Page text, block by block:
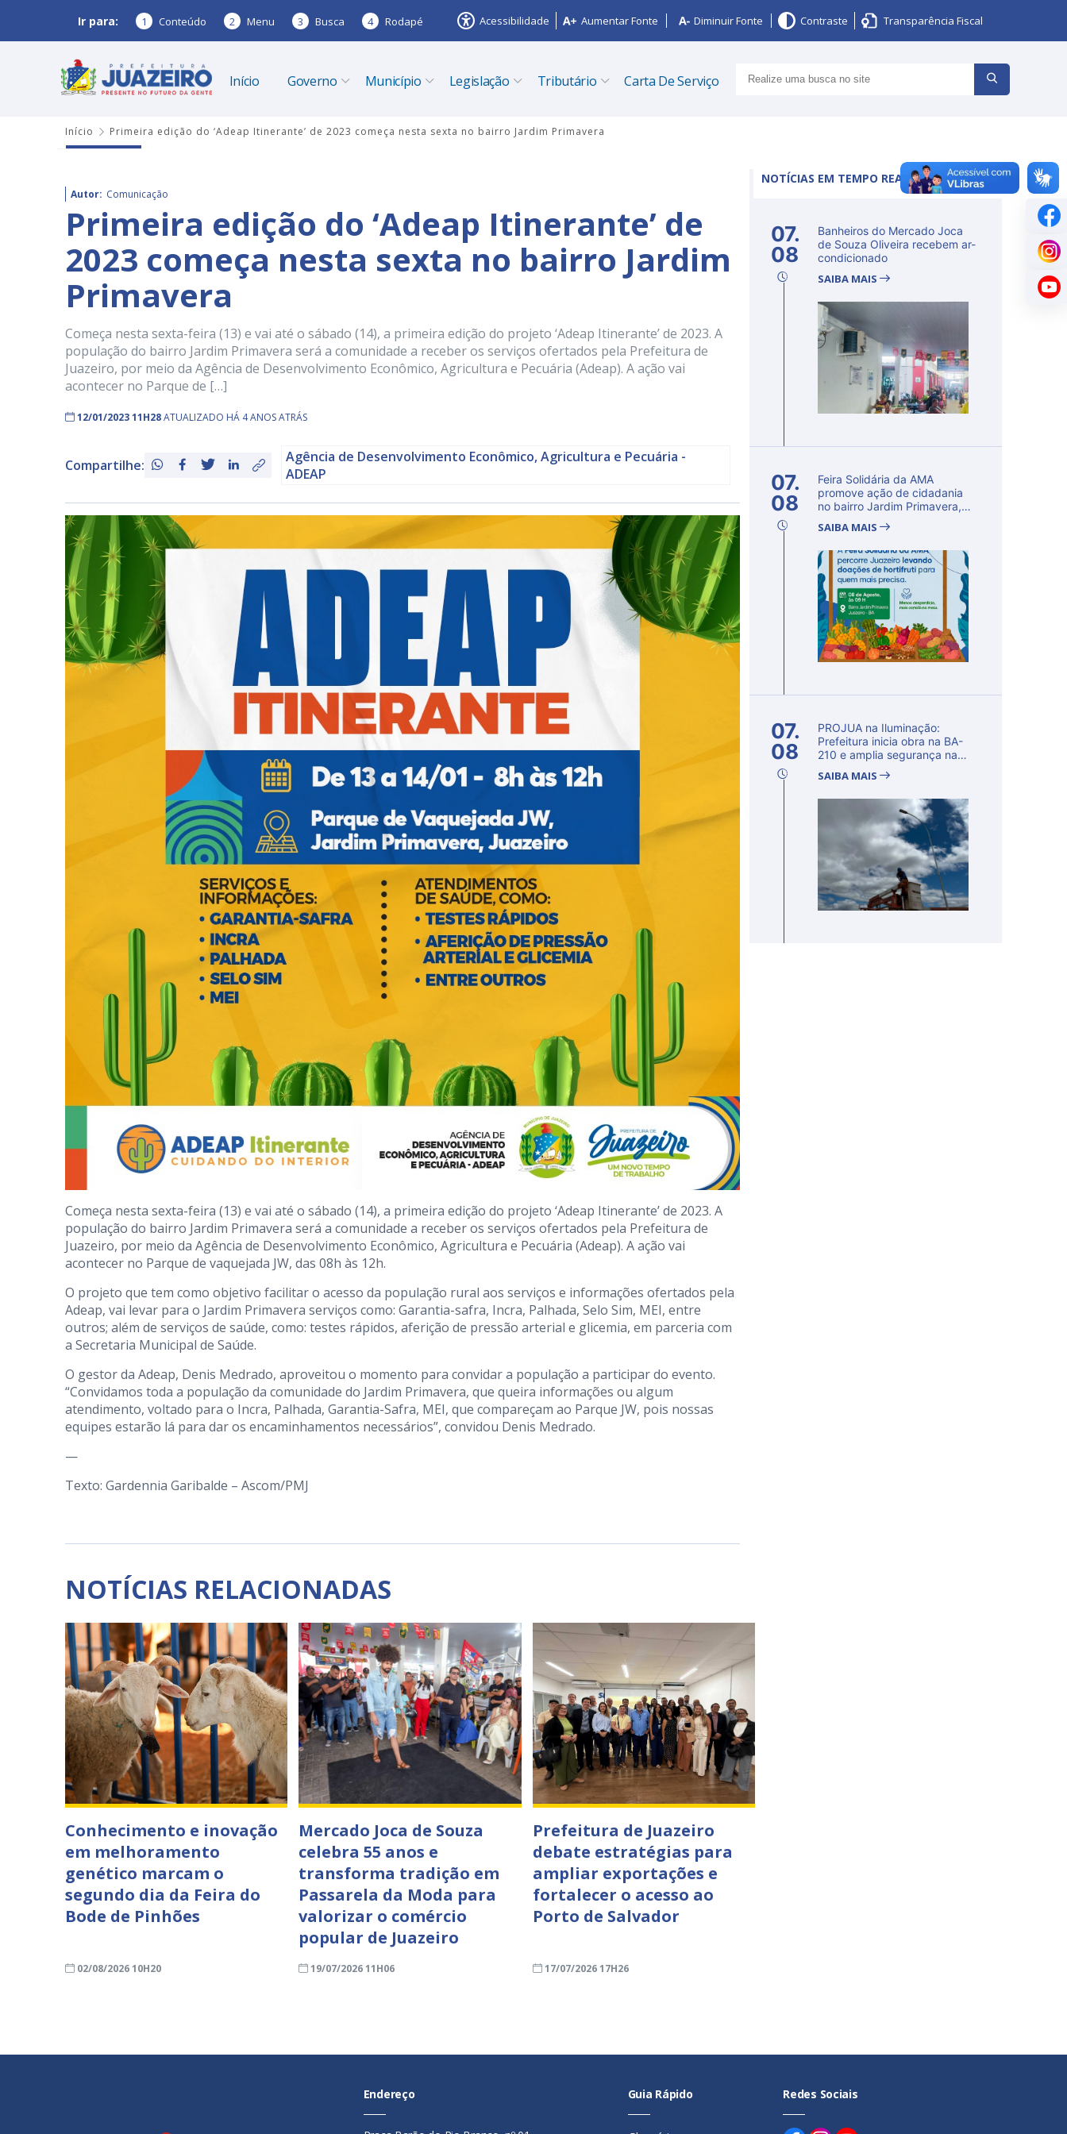
Ir para: 1 Conteúdo 2 Menu 3 Busca 4 Rodapé Acessibilidade Aumentar Fonte Diminuir Fonte Contraste Transparência Fiscal
Início Governo Município Legislação Tributário Carta De Serviço
Início Primeira edição do ‘Adeap Itinerante’ de 2023 começa nesta sexta no bairro Jardim Primavera
Autor: Comunicação
Primeira edição do ‘Adeap Itinerante’ de
2023 começa nesta sexta no bairro Jardim
Primavera
Começa nesta sexta-feira (13) e vai até o sábado (14), a primeira edição do projeto ‘Adeap Itinerante’ de 2023. A
população do bairro Jardim Primavera será a comunidade a receber os serviços ofertados pela Prefeitura de
Juazeiro, por meio da Agência de Desenvolvimento Econômico, Agricultura e Pecuária (Adeap). A ação vai
acontecer no Parque de […]
12/01/2023 11H28ATUALIZADO HÁ 4 ANOS ATRÁS
Compartilhe:
Agência de Desenvolvimento Econômico, Agricultura e Pecuária -
ADEAP
Começa nesta sexta-feira (13) e vai até o sábado (14), a primeira edição do projeto ‘Adeap Itinerante’ de 2023. A
população do bairro Jardim Primavera será a comunidade a receber os serviços ofertados pela Prefeitura de
Juazeiro, por meio da Agência de Desenvolvimento Econômico, Agricultura e Pecuária (Adeap). A ação vai
acontecer no Parque de vaquejada JW, das 08h às 12h.
O projeto que tem como objetivo facilitar o acesso da população rural aos serviços e informações ofertados pela
Adeap, vai levar para o Jardim Primavera serviços como: Garantia-safra, Incra, Palhada, Selo Sim, MEI, entre
outros; além de serviços de saúde, como: testes rápidos, aferição de pressão arterial e glicemia, em parceria com
a Secretaria Municipal de Saúde.
O gestor da Adeap, Denis Medrado, aproveitou o momento para convidar a população a participar do evento.
“Convidamos toda a população da comunidade do Jardim Primavera, que queira informações ou algum
atendimento, voltado para o Incra, Palhada, Garantia-Safra, MEI, que compareçam ao Parque JW, pois nossas
equipes estarão lá para dar os encaminhamentos necessários”, convidou Denis Medrado.
—
Texto: Gardennia Garibalde – Ascom/PMJ
NOTÍCIAS RELACIONADAS
Conhecimento e inovação
em melhoramento
genético marcam o
segundo dia da Feira do
Bode de Pinhões
02/08/2026 10H20
Mercado Joca de Souza
celebra 55 anos e
transforma tradição em
Passarela da Moda para
valorizar o comércio
popular de Juazeiro
19/07/2026 11H06
Prefeitura de Juazeiro
debate estratégias para
ampliar exportações e
fortalecer o acesso ao
Porto de Salvador
17/07/2026 17H26
NOTÍCIAS EM TEMPO REAL
07.
08
Banheiros do Mercado Joca
de Souza Oliveira recebem ar-
condicionado
SAIBA MAIS
07.
08
Feira Solidária da AMA
promove ação de cidadania
no bairro Jardim Primavera,
SAIBA MAIS
07.
08
PROJUA na Iluminação:
Prefeitura inicia obra na BA-
210 e amplia segurança na
SAIBA MAIS
Endereço Guia Rápido Redes Sociais